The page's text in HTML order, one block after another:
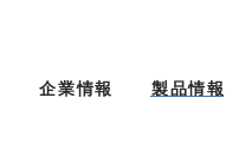
企業情報 製品情報